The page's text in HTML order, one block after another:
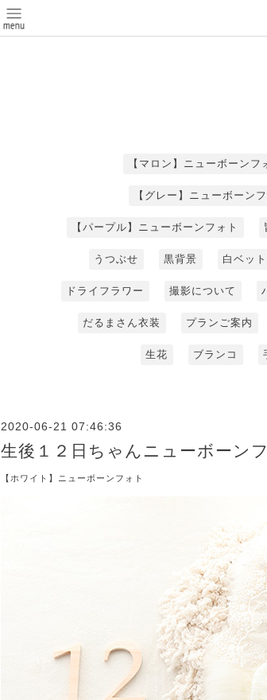
【マロン】ニューボーンフ
【グレー】ニューボーン
【パープル】ニューボーンフォト
うつぶせ 黒背景 白ベット
ドライフラワー 撮影について
だるまさん衣装 プランご案内
生花 ブランコ
2020-06-21 07:46:36
生後１２日ちゃんニューボーン
【ホワイト】ニューボーンフォト